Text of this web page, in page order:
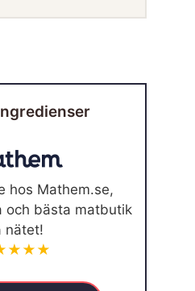
hos Mathem.se,
och bästa matbutik
nätet!